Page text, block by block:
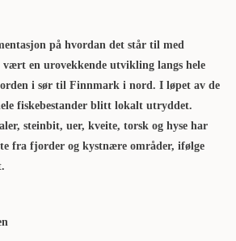
på hvordan det står til med
en urovekkende utvikling langs hele
i sør til Finnmark i nord. I løpet av de
fiskebestander blitt lokalt utryddet.
steinbit, uer, kveite, torsk og hyse har
fra fjorder og kystnære områder, ifølge